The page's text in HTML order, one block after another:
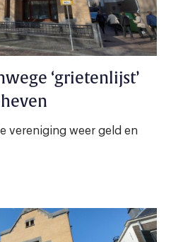
‘grietenlijst’
vereniging weer geld en